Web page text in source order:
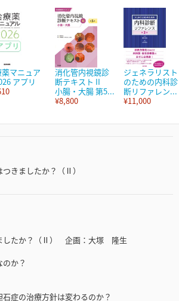
マニュア
アプリ
消化管内視鏡診
断テキスト II
小腸・大腸 第5...
¥8,800
ジェネラリスト
のための内科診
断リファレン...
¥11,000
きましたか？（Ⅱ）
したか？（Ⅱ） 企画：大塚 隆生
か？
症の治療方針は変わるのか？